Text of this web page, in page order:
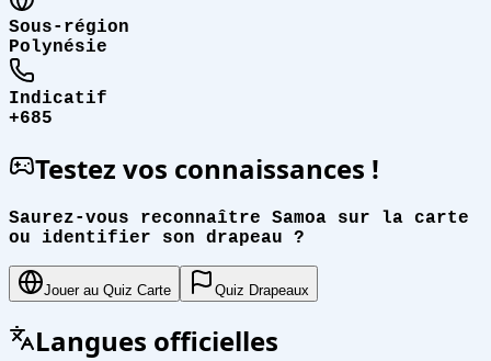
Sous-région
Polynésie
Indicatif
+685
Testez vos connaissances !
Saurez-vous reconnaître Samoa sur la carte
ou identifier son drapeau ?
Jouer au Quiz Carte Quiz Drapeaux
Langues officielles